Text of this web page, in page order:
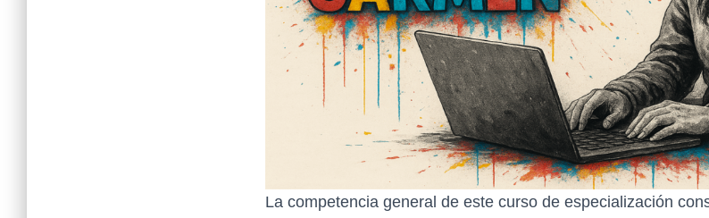
La competencia general de este curso de especialización